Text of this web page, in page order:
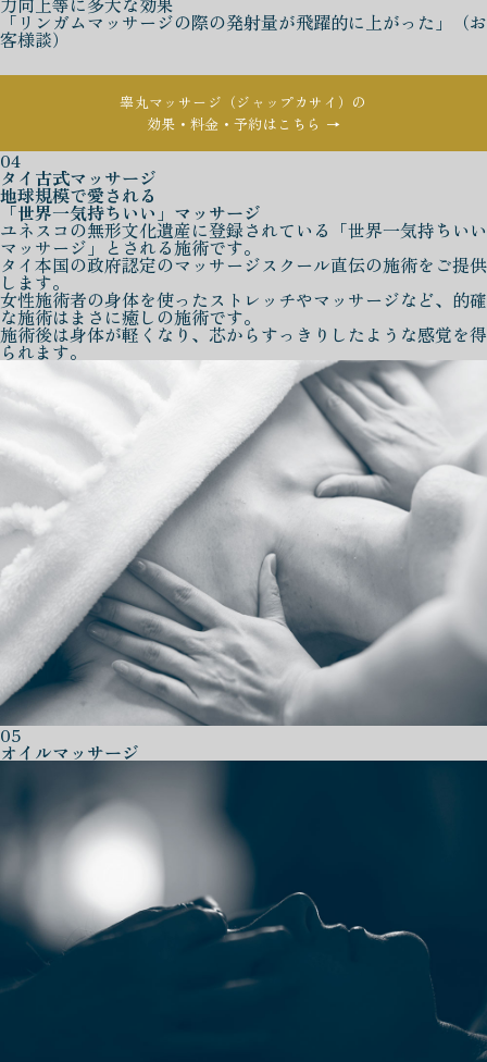
「リンガムマッサージの際の発射量が飛躍的に上がった」（お
客様談）
睾丸マッサージ（ジャップカサイ）の
効果・料金・予約はこちら →
04
タイ古式マッサージ
地球規模で愛される
「世界一気持ちいい」マッサージ
ユネスコの無形文化遺産に登録されている「世界一気持ちいい
マッサージ」とされる施術です。
タイ本国の政府認定のマッサージスクール直伝の施術をご提供
します。
女性施術者の身体を使ったストレッチやマッサージなど、的確
な施術はまさに癒しの施術です。
施術後は身体が軽くなり、芯からすっきりしたような感覚を得
られます。
05
オイルマッサージ